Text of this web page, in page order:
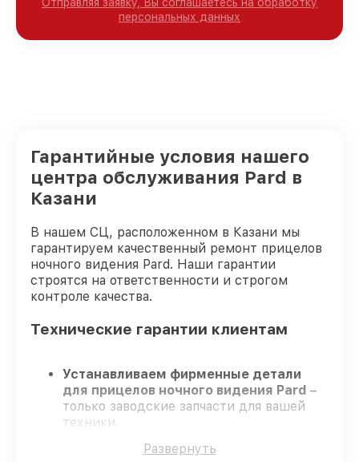
персональных данных
Гарантийные условия нашего
центра обслуживания Pard в
Казани
В нашем СЦ, расположенном в Казани мы
гарантируем качественный ремонт прицелов
ночного видения Pard. Наши гарантии
строятся на ответственности и строгом
контроле качества.
Технические гарантии клиентам
Устанавливаем фирменные детали
для прицелов ночного видения Pard –
только заводские запчасти для вашей
техники.
регулярное обучение, что обеспечивает
Развернуть